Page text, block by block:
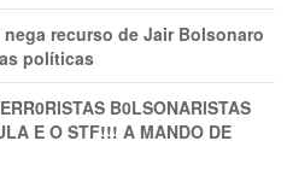
recurso de Jair Bolsonaro
políticas
B0LSONARlSTAS
E O STF!!! A MANDO DE